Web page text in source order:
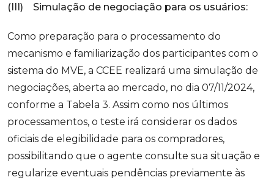
(III) Simulação de negociação para os usuários:
Como preparação para o processamento do
mecanismo e familiarização dos participantes com o
sistema do MVE, a CCEE realizará uma simulação de
negociações, aberta ao mercado, no dia 07/11/2024,
conforme a Tabela 3. Assim como nos últimos
processamentos, o teste irá considerar os dados
oficiais de elegibilidade para os compradores,
possibilitando que o agente consulte sua situação e
regularize eventuais pendências previamente às